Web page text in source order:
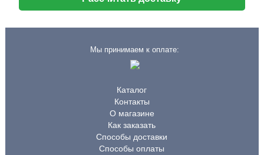
Мы принимаем к оплате:
Каталог
Контакты
О магазине
Как заказать
Способы доставки
Способы оплаты